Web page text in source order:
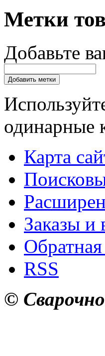
Метки
Добавьте
Добавить метки
одинарные
Карта
Заказы и
Обратная
RSS
©